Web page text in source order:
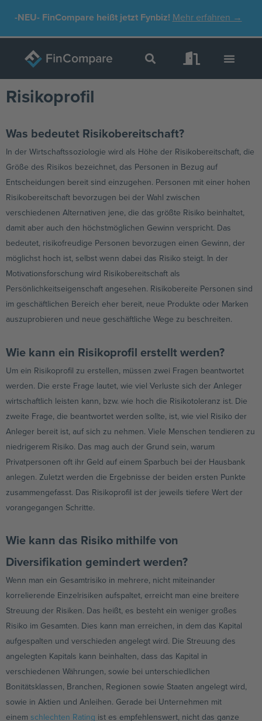
-NEU-FinCompare heißt jetzt Fynbiz! Mehr erfahren →
Risikoprofil
Was bedeutet Risikobereitschaft?
In der Wirtschaftssoziologie wird als Höhe der Risikobereitschaft, die
Größe des Risikos bezeichnet, das Personen in Bezug auf
Entscheidungen bereit sind einzugehen. Personen mit einer hohen
Risikobereitschaft bevorzugen bei der Wahl zwischen
verschiedenen Alternativen jene, die das größte Risiko beinhaltet,
damit aber auch den höchstmöglichen Gewinn verspricht. Das
bedeutet, risikofreudige Personen bevorzugen einen Gewinn, der
möglichst hoch ist, selbst wenn dabei das Risiko steigt. In der
Motivationsforschung wird Risikobereitschaft als
Persönlichkeitseigenschaft angesehen. Risikobereite Personen sind
im geschäftlichen Bereich eher bereit, neue Produkte oder Marken
auszuprobieren und neue geschäftliche Wege zu beschreiten.
Wie kann ein Risikoprofil erstellt werden?
Um ein Risikoprofil zu erstellen, müssen zwei Fragen beantwortet
werden. Die erste Frage lautet, wie viel Verluste sich der Anleger
wirtschaftlich leisten kann, bzw. wie hoch die Risikotoleranz ist. Die
zweite Frage, die beantwortet werden sollte, ist, wie viel Risiko der
Anleger bereit ist, auf sich zu nehmen. Viele Menschen tendieren zu
niedrigerem Risiko. Das mag auch der Grund sein, warum
Privatpersonen oft ihr Geld auf einem Sparbuch bei der Hausbank
anlegen. Zuletzt werden die Ergebnisse der beiden ersten Punkte
zusammengefasst. Das Risikoprofil ist der jeweils tiefere Wert der
vorangegangen Schritte.
Wie kann das Risiko mithilfe von
Diversifikation gemindert werden?
Wenn man ein Gesamtrisiko in mehrere, nicht miteinander
korrelierende Einzelrisiken aufspaltet, erreicht man eine breitere
Streuung der Risiken. Das heißt, es besteht ein weniger großes
Risiko im Gesamten. Dies kann man erreichen, in dem das Kapital
aufgespalten und verschieden angelegt wird. Die Streuung des
angelegten Kapitals kann beinhalten, dass das Kapital in
verschiedenen Währungen, sowie bei unterschiedlichen
Bonitätsklassen, Branchen, Regionen sowie Staaten angelegt wird,
sowie in Aktien und Anleihen. Gerade bei Unternehmen mit
einem schlechten Rating ist es empfehlenswert, nicht das ganze